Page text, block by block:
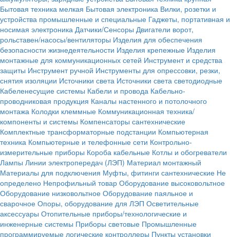
Бытовая техника мелкая Бытовая электроника Вилки, розетки и
устройства промышленные и специальные Гаджеты, портативная и
носимая электроника Датчики/Сенсоры Двигатели ворот,
рольставен/насосы/вентиляторы Изделия для обеспечения
безопасности жизнедеятельности Изделия крепежные Изделия
монтажные для коммуникационных сетей Инструмент и средства
защиты Инструмент ручной Инструменты для опрессовки, резки,
снятия изоляции Источники света Источники света светодиодные
Кабеленесущие системы Кабели и провода Кабельно-
проводниковая продукция Каналы настенного и потолочного
монтажа Колодки клеммные Коммуникационная техника/
компоненты и системы Компенсаторы сантехнические
Комплектные трансформаторные подстанции Компьютерная
техника Компьютерные и телефонные сети Контрольно-
измерительные приборы Короба кабельные Котлы и обогреватели
Лампы Линии электропередач (ЛЭП) Материал монтажный
Материалы для подключения Муфты, фитинги сантехнические Не
определено Непрофильный товар Оборудование высоковольтное
Оборудование низковольтное Оборудование паяльное и
сварочное Опоры, оборудование для ЛЭП Осветительные
аксессуары Отопительные приборы/технологические и
инженерные системы Приборы световые Промышленные
программируемые логические контроллеры Пункты установки